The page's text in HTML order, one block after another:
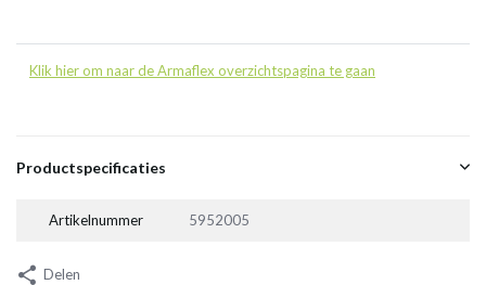
Klik hier om naar de Armaflex overzichtspagina te gaan
Productspecificaties
Artikelnummer 5952005
Delen